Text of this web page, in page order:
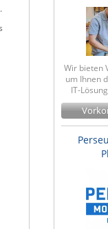
Wir bieten
um Ihnen
IT-